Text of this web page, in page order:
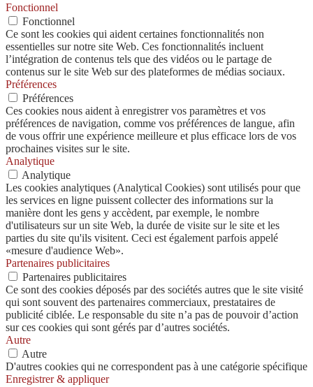
Fonctionnel
Fonctionnel
Ce sont les cookies qui aident certaines fonctionnalités non
essentielles sur notre site Web. Ces fonctionnalités incluent
l’intégration de contenus tels que des vidéos ou le partage de
contenus sur le site Web sur des plateformes de médias sociaux.
Préférences
Préférences
Ces cookies nous aident à enregistrer vos paramètres et vos
préférences de navigation, comme vos préférences de langue, afin
de vous offrir une expérience meilleure et plus efficace lors de vos
prochaines visites sur le site.
Analytique
Analytique
Les cookies analytiques (Analytical Cookies) sont utilisés pour que
les services en ligne puissent collecter des informations sur la
manière dont les gens y accèdent, par exemple, le nombre
d'utilisateurs sur un site Web, la durée de visite sur le site et les
parties du site qu'ils visitent. Ceci est également parfois appelé
«mesure d'audience Web».
Partenaires publicitaires
Partenaires publicitaires
Ce sont des cookies déposés par des sociétés autres que le site visité
qui sont souvent des partenaires commerciaux, prestataires de
publicité ciblée. Le responsable du site n’a pas de pouvoir d’action
sur ces cookies qui sont gérés par d’autres sociétés.
Autre
Autre
D'autres cookies qui ne correspondent pas à une catégorie spécifique
Enregistrer & appliquer